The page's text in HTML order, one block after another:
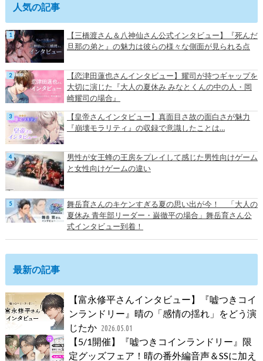
人気の記事
【三橋渡さん＆八神仙さん公式インタビュー】『死んだ
旦那の弟と』の魅力は彼らの様々な側面が見られる点
【恋津田蓮也さんインタビュー】耀司が持つギャップを
大切に演じた『大人の夏休み みなとくんの中の人・岡
崎耀司の場合』
【皇帝さんインタビュー】真面目さ故の面白さが魅力
『崩壊モラリティ』の収録で意識したことは…
男性が女王蜂の王房をプレイして感じた男性向けゲーム
と女性向けゲームの違い
舞岳育さんのキケンすぎる夏の思い出が今！ 「大人の
夏休み 青年部リーダー・巌徹平の場合」舞岳育さん公
式インタビュー到着！
最新の記事
【富永修平さんインタビュー】『嘘つきコイ
ンランドリー』晴の「感情の揺れ」をどう演
じたか 2026.05.01
【5/1開催】『嘘つきコインランドリー』限
定グッズフェア！晴の番外編音声＆SSに加え